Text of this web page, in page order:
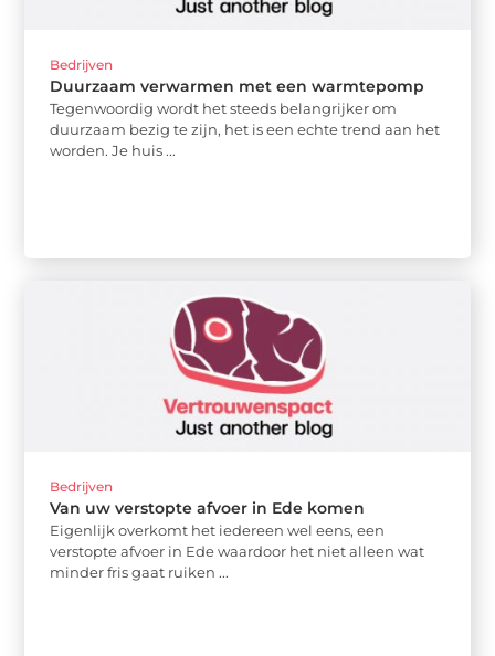
Bedrijven
Duurzaam verwarmen met een warmtepomp
Tegenwoordig wordt het steeds belangrijker om
duurzaam bezig te zijn, het is een echte trend aan het
worden. Je huis ...
Bedrijven
Van uw verstopte afvoer in Ede komen
Eigenlijk overkomt het iedereen wel eens, een
verstopte afvoer in Ede waardoor het niet alleen wat
minder fris gaat ruiken ...